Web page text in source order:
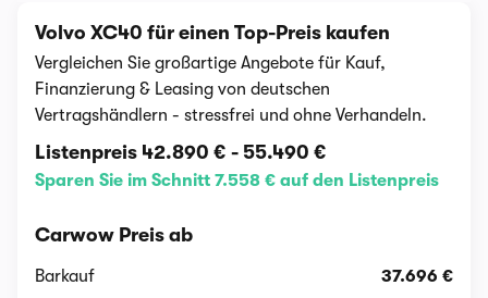
Volvo XC40 für einen Top-Preis kaufen
Vergleichen Sie großartige Angebote für Kauf,
Finanzierung & Leasing von deutschen
Vertragshändlern - stressfrei und ohne Verhandeln.
Listenpreis 42.890 € - 55.490 €
Sparen Sie im Schnitt 7.558 € auf den Listenpreis
Carwow Preis ab
Barkauf 37.696 €